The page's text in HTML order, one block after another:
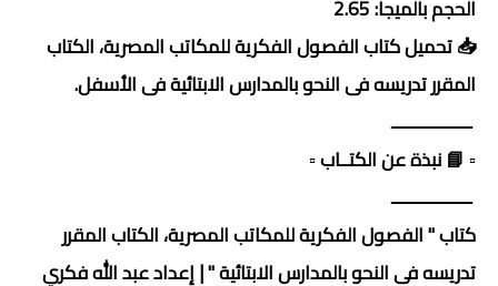
الحجم بالميجا: 2.65
📥 تحميل كتاب الفصول الفكرية للمكاتب المصرية، الكتاب
المقرر تدريسه فى النحو بالمدارس الابتائية فى الأسفل.
ــــــــــــــــــ
▫️ 📘 نبذة عن الكتــاب ▫️
ــــــــــــــــــ
كتاب " الفصول الفكرية للمكاتب المصرية، الكتاب المقرر
تدريسه فى النحو بالمدارس الابتائية " | إعداد عبد الله فكري